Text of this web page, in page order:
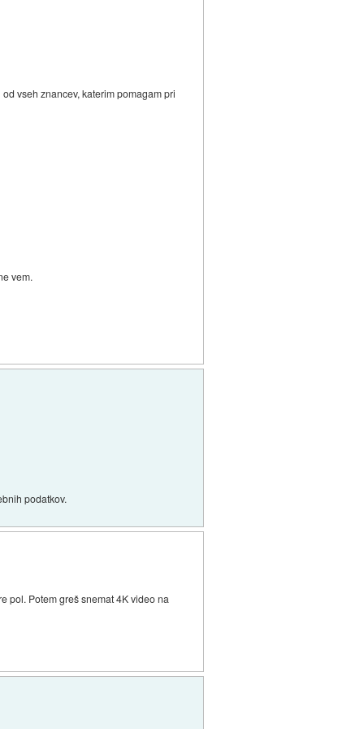
vseh znancev, katerim pomagam pri
vem.
podatkov.
pol. Potem greš snemat 4K video na